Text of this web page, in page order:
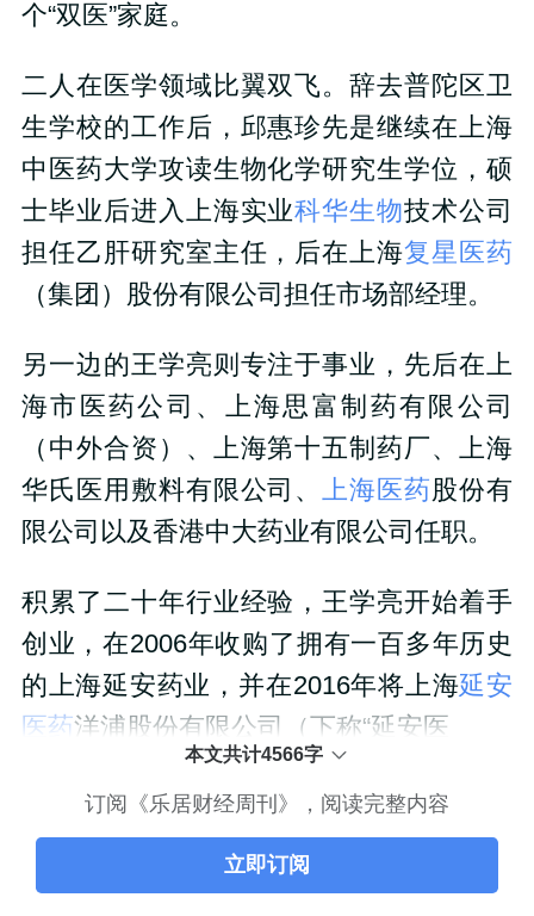
个“双医”家庭。
二人在医学领域比翼双飞。辞去普陀区卫
生学校的工作后，邱惠珍先是继续在上海
中医药大学攻读生物化学研究生学位，硕
士毕业后进入上海实业科华生物技术公司
担任乙肝研究室主任，后在上海复星医药
（集团）股份有限公司担任市场部经理。
另一边的王学亮则专注于事业，先后在上
海市医药公司、上海思富制药有限公司
（中外合资）、上海第十五制药厂、上海
华氏医用敷料有限公司、上海医药股份有
限公司以及香港中大药业有限公司任职。
积累了二十年行业经验，王学亮开始着手
创业，在2006年收购了拥有一百多年历史
的上海延安药业，并在2016年将上海延安
医药洋浦股份有限公司（下称“延安医
本文共计4566字
订阅《乐居财经周刊》，阅读完整内容
立即订阅